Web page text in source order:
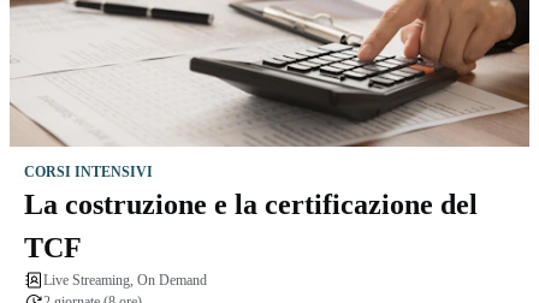
CORSI INTENSIVI
La costruzione e la certificazione del
TCF
Live Streaming, On Demand